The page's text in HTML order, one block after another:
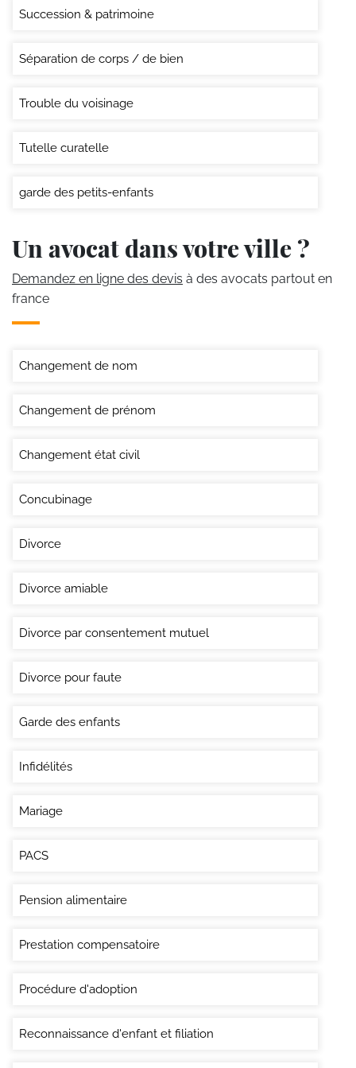
Succession & patrimoine
Séparation de corps / de bien
Trouble du voisinage
Tutelle curatelle
garde des petits-enfants
Un avocat dans votre ville ?
Demandez en ligne des devis à des avocats partout en
france
Changement de nom
Changement de prénom
Changement état civil
Concubinage
Divorce
Divorce amiable
Divorce par consentement mutuel
Divorce pour faute
Garde des enfants
Infidélités
Mariage
PACS
Pension alimentaire
Prestation compensatoire
Procédure d'adoption
Reconnaissance d'enfant et filiation